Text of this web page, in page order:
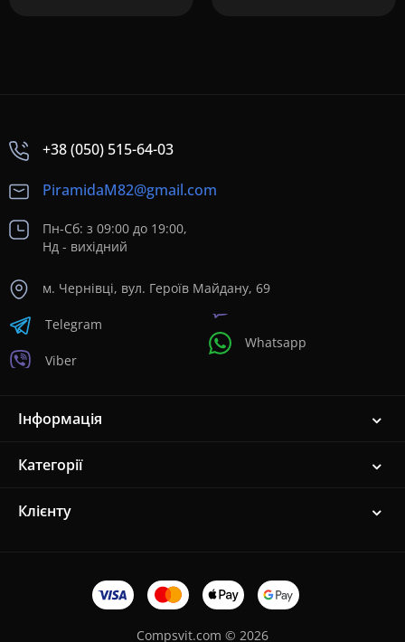
+38 (050) 515-64-03
PiramidaM82@gmail.com
Пн-Сб: з 09:00 до 19:00,
Нд - вихідний
м. Чернівці, вул. Героїв Майдану, 69
Telegram
Viber
Whatsapp
Інформація
Категорії
Клієнту
Compsvit.com © 2026